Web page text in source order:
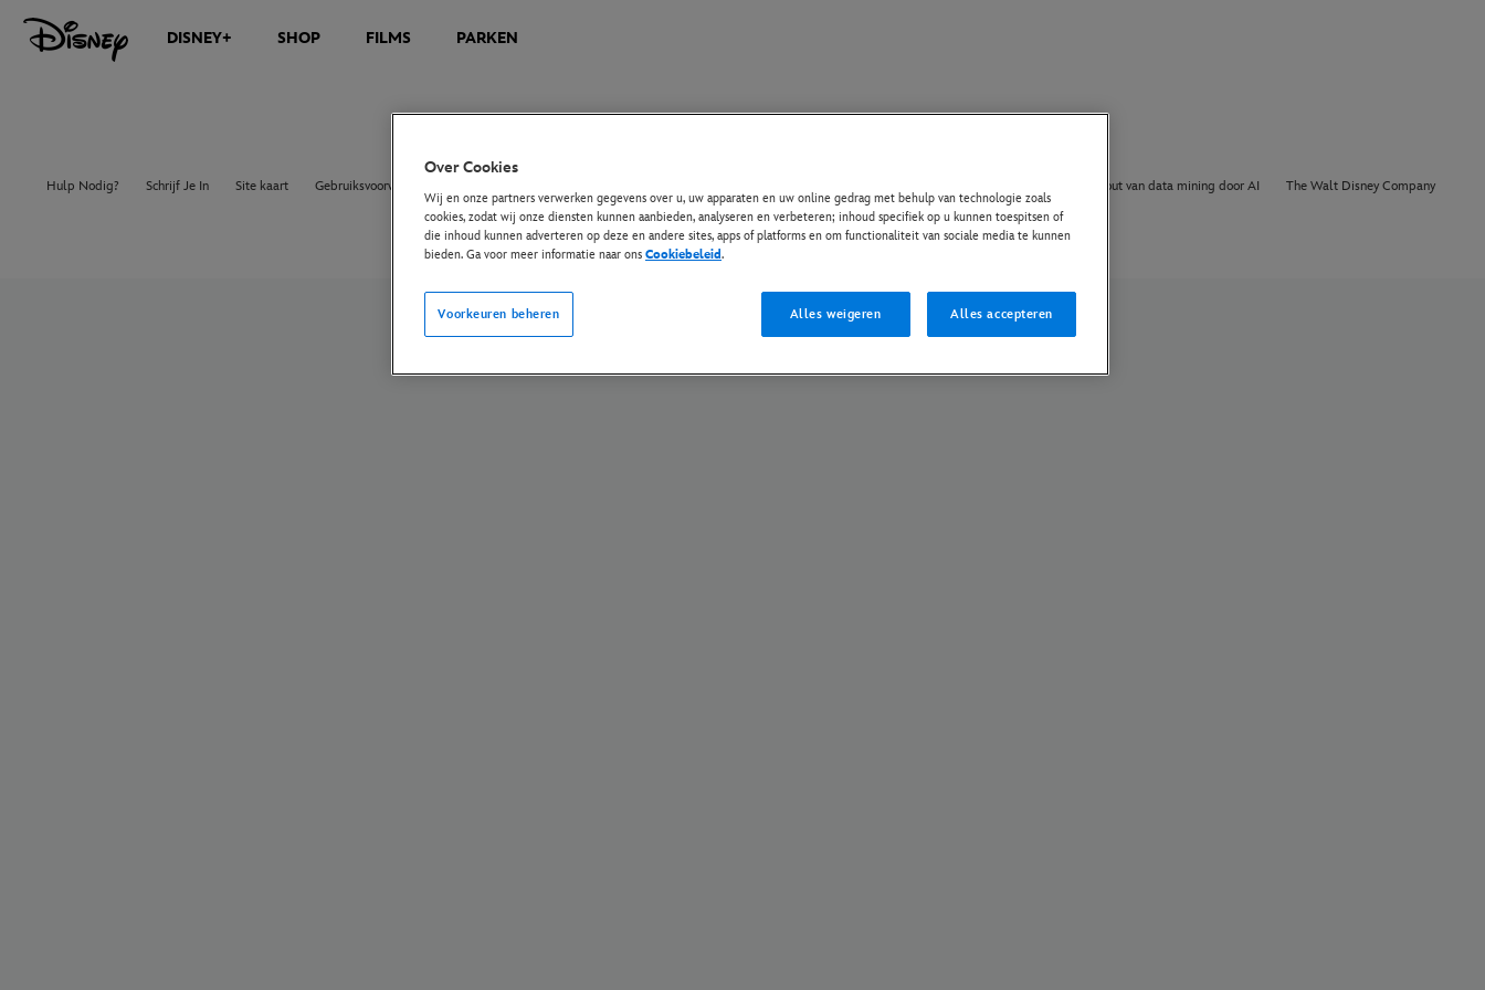
DISNEY+ SHOP FILMS PARKEN
Hulp Nodig? Schrijf Je In Site kaart Gebruiksvoorwaarden Opt out van data mining door AI The Walt Disney Company
© Disney en haar gerelateerde entiteiten. Alle rechten voorbehouden.
Over Cookies
Wij en onze partners verwerken gegevens over u, uw apparaten en uw online gedrag met behulp van technologie zoals
cookies, zodat wij onze diensten kunnen aanbieden, analyseren en verbeteren; inhoud specifiek op u kunnen toespitsen of
die inhoud kunnen adverteren op deze en andere sites, apps of platforms en om functionaliteit van sociale media te kunnen
bieden. Ga voor meer informatie naar ons Cookiebeleid.
Voorkeuren beheren Alles weigeren Alles accepteren